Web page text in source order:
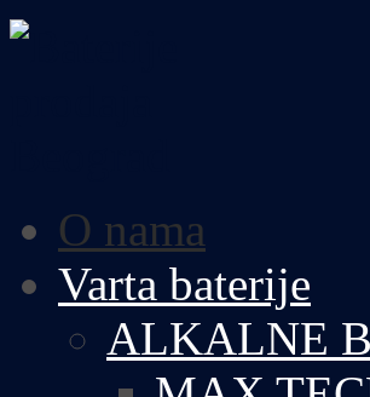
O nama
Varta baterije
ALKALNE